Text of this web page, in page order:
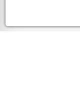
la surface
d’une